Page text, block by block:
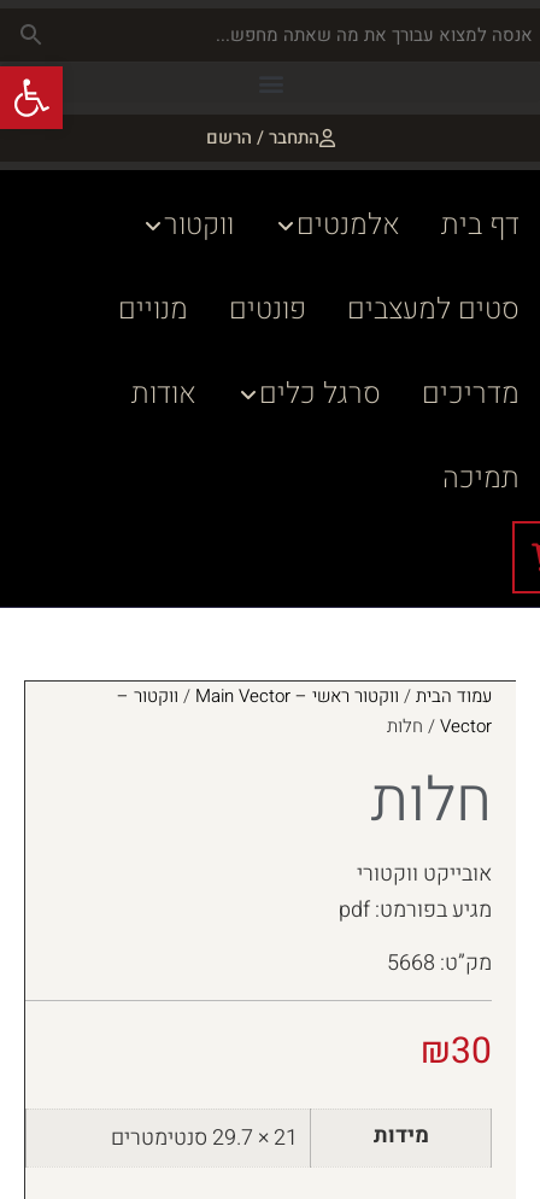
התחבר / הרשם
דף בית אלמנטים
ווקטור
סטים למעצבים
פונטים
מנויים
מדריכים
סרגל כלים
אודות
תמיכה
עמוד הבית/ ווקטור ראשי – Main Vector / ווקטור –
Vector/ חלות
חלות
אובייקט ווקטורי
מגיע בפורמט: pdf
מק”ט: 5668
₪30
מידות 21 × 29.7 סנטימטרים